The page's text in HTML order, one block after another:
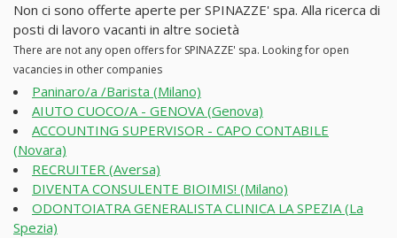
Non ci sono offerte aperte per SPINAZZE' spa. Alla ricerca di
posti di lavoro vacanti in altre società
There are not any open offers for SPINAZZE' spa. Looking for open
vacancies in other companies
Paninaro/a /Barista (Milano)
AIUTO CUOCO/A - GENOVA (Genova)
ACCOUNTING SUPERVISOR - CAPO CONTABILE
(Novara)
RECRUITER (Aversa)
DIVENTA CONSULENTE BIOIMIS! (Milano)
ODONTOIATRA GENERALISTA CLINICA LA SPEZIA (La
Spezia)